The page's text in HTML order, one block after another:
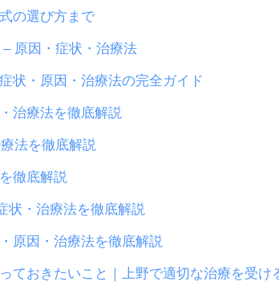
の選び方まで
原因・症状・治療法
状・原因・治療法の完全ガイド
治療法を徹底解説
法を徹底解説
徹底解説
状・治療法を徹底解説
原因・治療法を徹底解説
ておきたいこと｜上野で適切な治療を受け